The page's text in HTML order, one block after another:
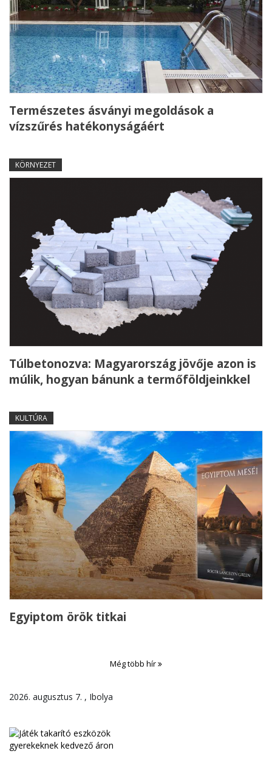
Természetes ásványi megoldások a
vízszűrés hatékonyságáért
KÖRNYEZET
Túlbetonozva: Magyarország jövője azon is
múlik, hogyan bánunk a termőföldjeinkkel
KULTÚRA
Egyiptom örök titkai
Még több hír
2026. augusztus 7. , Ibolya